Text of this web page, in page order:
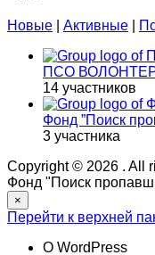
Новые Активные
ПСО
14 участников
Фонд ”Поиск
3 участника
Copyright © 2026 . All
Фонд "Поиск
×
Перейти к верхней
О WordPress